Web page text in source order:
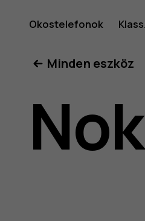
A
G22
Okostelefonok
Minden eszköz